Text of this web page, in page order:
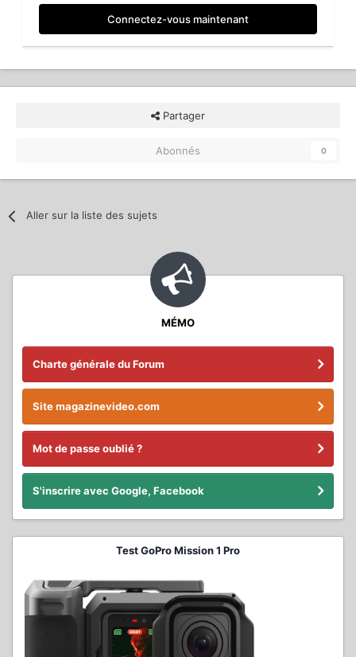
Connectez-vous maintenant
Partager
Abonnés 0
Aller sur la liste des sujets
MÉMO
Charte générale du Forum
Site magazinevideo.com
Mot de passe oublié ?
S'inscrire avec Google, Facebook
Test GoPro Mission 1 Pro